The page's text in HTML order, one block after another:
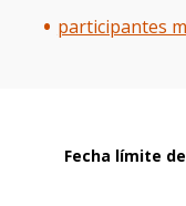
participantes
Fecha límite